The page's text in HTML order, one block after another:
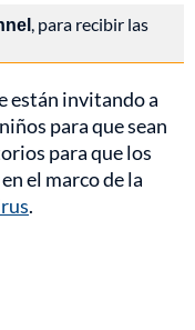
, para recibir las
están invitando a
para que sean
para que los
el marco de la
.